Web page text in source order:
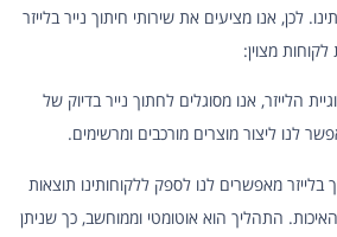
לכן, אנו מציעים את שירותי חיתוך נייר בלייזר
מצוין:
הלייזר, אנו מסוגלים לחתוך נייר בדיוק של
לנו ליצור מוצרים מורכבים ומרשימים.
בלייזר מאפשרים לנו לספק ללקוחותינו תוצאות
התהליך הוא אוטומטי וממוחשב, כך שניתן